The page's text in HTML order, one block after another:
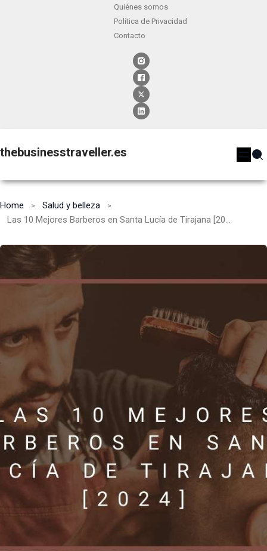
Quiénes somos
Política de Privacidad
Contacto
thebusinesstraveller.es
Home
Salud y belleza
Las 10 Mejores Barberos en Santa Lucía de Tirajana [2024]